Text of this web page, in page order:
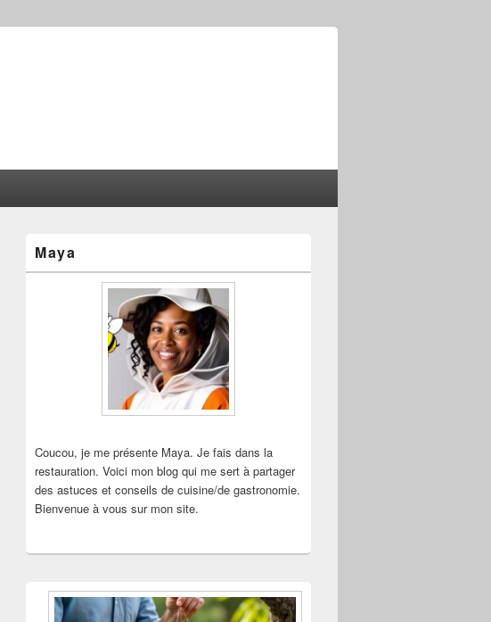
principale
de
Maya
Coucou, je me présente Maya. Je fais dans la
restauration. Voici mon blog qui me sert à partager
des astuces et conseils de cuisine/de gastronomie.
Bienvenue à vous sur mon site.